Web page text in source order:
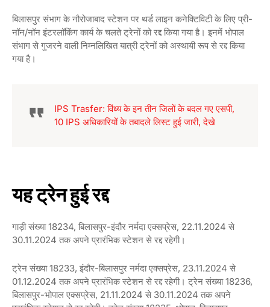
बिलासपुर संभाग के नौरोजाबाद स्टेशन पर थर्ड लाइन कनेक्टिविटी के लिए प्री-
नॉन/नॉन इंटरलॉकिंग कार्य के चलते ट्रेनों को रद्द किया गया है। इनमें भोपाल
संभाग से गुजरने वाली निम्नलिखित यात्री ट्रेनों को अस्थायी रूप से रद्द किया
गया है।
IPS Trasfer: विंध्य के इन तीन जिलों के बदल गए एसपी,
10 IPS अधिकारियों के तबादले लिस्ट हुई जारी, देखे
यह ट्रेन हुई रद्द
गाड़ी संख्या 18234, बिलासपुर-इंदौर नर्मदा एक्सप्रेस, 22.11.2024 से
30.11.2024 तक अपने प्रारंभिक स्टेशन से रद्द रहेगी।
ट्रेन संख्या 18233, इंदौर-बिलासपुर नर्मदा एक्सप्रेस, 23.11.2024 से
01.12.2024 तक अपने प्रारंभिक स्टेशन से रद्द रहेगी। ट्रेन संख्या 18236,
बिलासपुर-भोपाल एक्सप्रेस, 21.11.2024 से 30.11.2024 तक अपने